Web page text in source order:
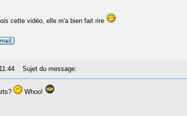
cette vidéo, elle m'a bien fait rire
Sujet du message:
Whoo!